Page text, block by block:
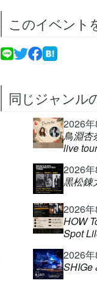
このイベント
同じジャンル
2026
鳥淵杏
live
2026
黒松錬
2026
HOW
Spot
2026
SHIGe